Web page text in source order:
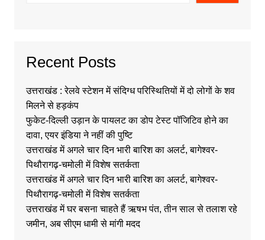
Recent Posts
उत्तराखंड : रेलवे स्टेशन में संदिग्ध परिस्थितियों में दो लोगों के शव
मिलने से हड़कंप
फुकेट-दिल्ली उड़ान के पायलट का डोप टेस्ट पॉजिटिव होने का
दावा, एयर इंडिया ने नहीं की पुष्टि
उत्तराखंड में अगले चार दिन भारी बारिश का अलर्ट, बागेश्वर-
पिथौरागढ़-चमोली में विशेष सतर्कता
उत्तराखंड में अगले चार दिन भारी बारिश का अलर्ट, बागेश्वर-
पिथौरागढ़-चमोली में विशेष सतर्कता
उत्तराखंड में घर बसना चाहते हैं ऋषभ पंत, तीन साल से तलाश रहे
जमीन, अब सीएम धामी से मांगी मदद